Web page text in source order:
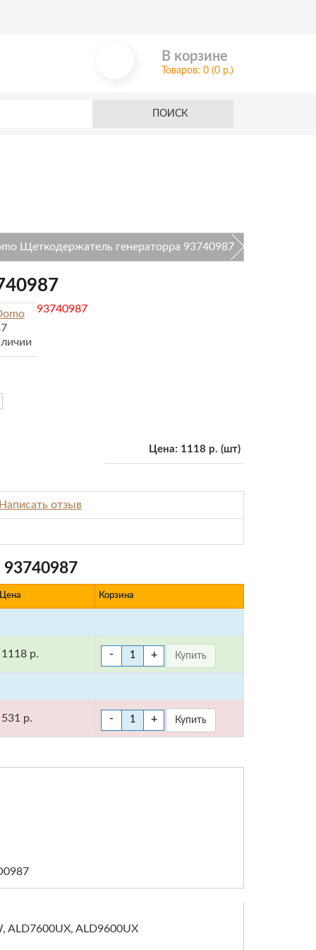
В корзине
Товаров: 0 (0 р.)
ПОИСК
Щеткодержатель генераторра 93740987
Цена: 1118 р. (шт)
93740987
Написать отзыв
Цена Корзина
1118 р. - +
531 р. - +
ALD7600UX, ALD9600UX